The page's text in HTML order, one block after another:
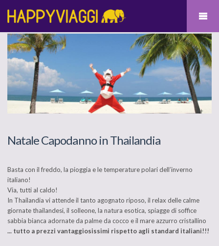
Natale Capodanno in Thailandia
Basta con il freddo, la pioggia e le temperature polari dell’inverno
italiano!
Via, tutti al caldo!
In Thailandia vi attende il tanto agognato riposo, il relax delle calme
giornate thailandesi, il solleone, la natura esotica, spiagge di soffice
sabbia bianca adornate da palme da cocco e il mare azzurro cristallino
... tutto a prezzi vantaggiosissimi rispetto agli standard italiani!!!